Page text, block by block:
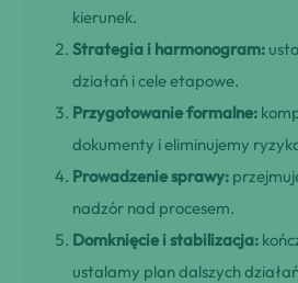
kierunek.
Strategia i harmonogram:
działań i cele etapowe.
Przygotowanie formalne:
dokumenty i eliminujemy
Prowadzenie sprawy:
nadzór nad procesem.
Domknięcie i stabilizacja:
ustalamy plan dalszych